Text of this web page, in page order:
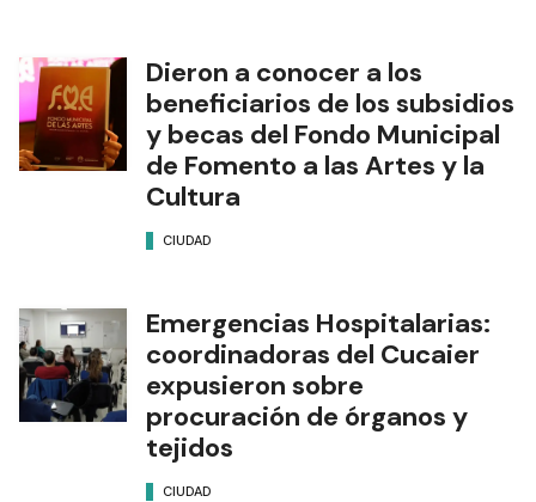
Dieron a conocer a los
beneficiarios de los subsidios
y becas del Fondo Municipal
de Fomento a las Artes y la
Cultura
CIUDAD
Emergencias Hospitalarias:
coordinadoras del Cucaier
expusieron sobre
procuración de órganos y
tejidos
CIUDAD